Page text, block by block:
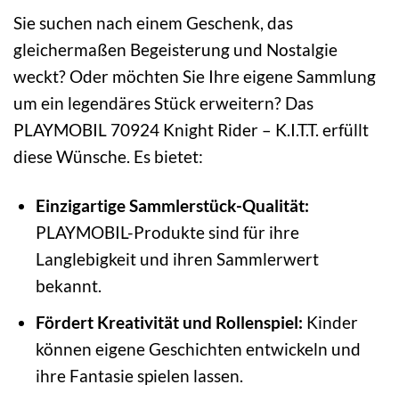
Sie suchen nach einem Geschenk, das
gleichermaßen Begeisterung und Nostalgie
weckt? Oder möchten Sie Ihre eigene Sammlung
um ein legendäres Stück erweitern? Das
PLAYMOBIL 70924 Knight Rider – K.I.T.T. erfüllt
diese Wünsche. Es bietet:
Einzigartige Sammlerstück-Qualität:
PLAYMOBIL-Produkte sind für ihre
Langlebigkeit und ihren Sammlerwert
bekannt.
Fördert Kreativität und Rollenspiel: Kinder
können eigene Geschichten entwickeln und
ihre Fantasie spielen lassen.